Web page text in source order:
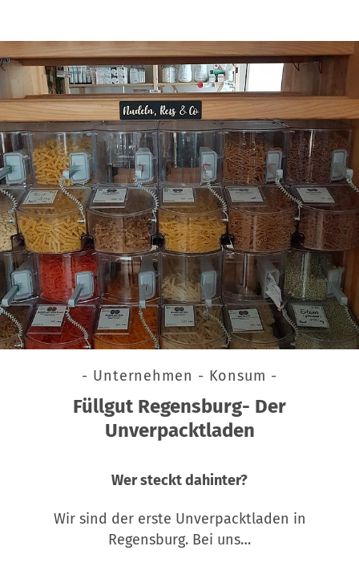
- Unternehmen - Konsum -
Füllgut Regensburg- Der
Unverpacktladen
Wer steckt dahinter?
Wir sind der erste Unverpacktladen in
Regensburg. Bei uns…